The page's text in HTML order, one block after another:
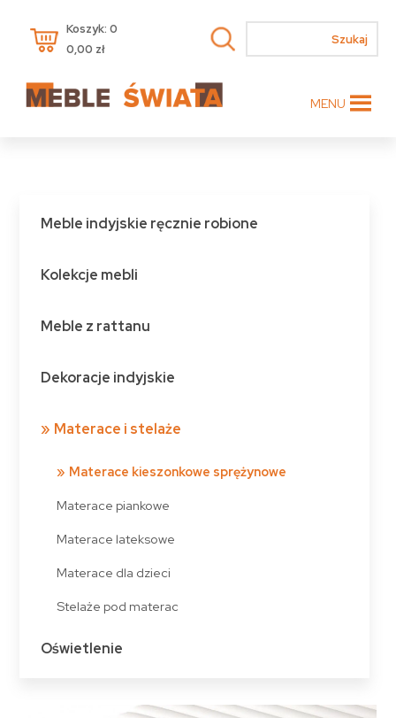
Koszyk: 0
0,00 zł
MENU
Meble indyjskie ręcznie robione
Kolekcje mebli
Meble z rattanu
Dekoracje indyjskie
Materace i stelaże
Materace kieszonkowe sprężynowe
Materace piankowe
Materace lateksowe
Materace dla dzieci
Stelaże pod materac
Oświetlenie